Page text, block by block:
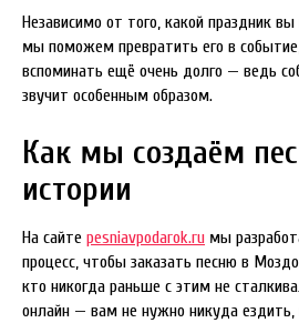
Независимо от того, какой праздник
мы поможем превратить его в
вспоминать ещё очень долго — ведь
звучит особенным образом.
Как мы создаём
истории
На сайте pesniavpodarok.ru мы
процесс, чтобы заказать песню в
кто никогда раньше с этим не
онлайн — вам не нужно никуда ездить,